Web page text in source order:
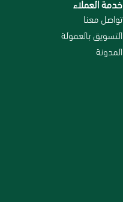
خدمة العملاء
تواصل معنا
التسويق بالعمولة
المدونة